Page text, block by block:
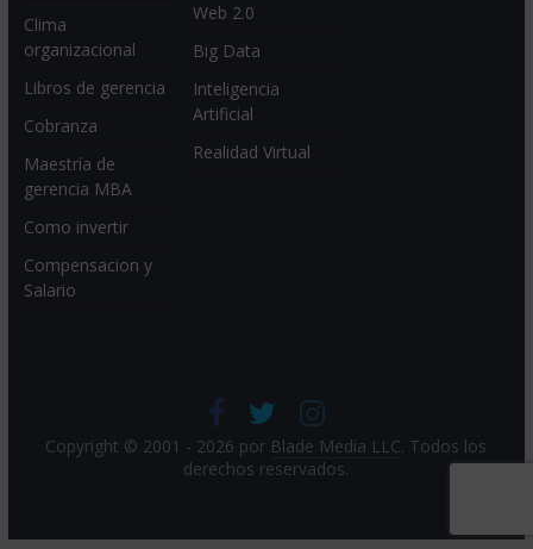
Clima
organizacional
Libros de gerencia
Cobranza
Maestría de
gerencia MBA
Como invertir
Compensacion y
Salario
Web 2.0
Big Data
Inteligencia
Artificial
Realidad Virtual
Copyright © 2001 - 2026 por Blade Media LLC. Todos los
derechos reservados.